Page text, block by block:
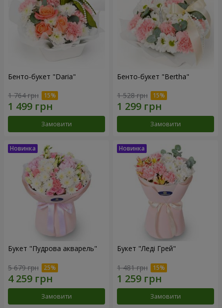
Бенто-букет "Daria"
1 764 грн
Замовити
Бенто-букет "Bertha"
1 528 грн
Замовити
Букет "Пудрова акварель"
5 679 грн
Замовити
Букет "Леді Грей"
1 481 грн
Замовити